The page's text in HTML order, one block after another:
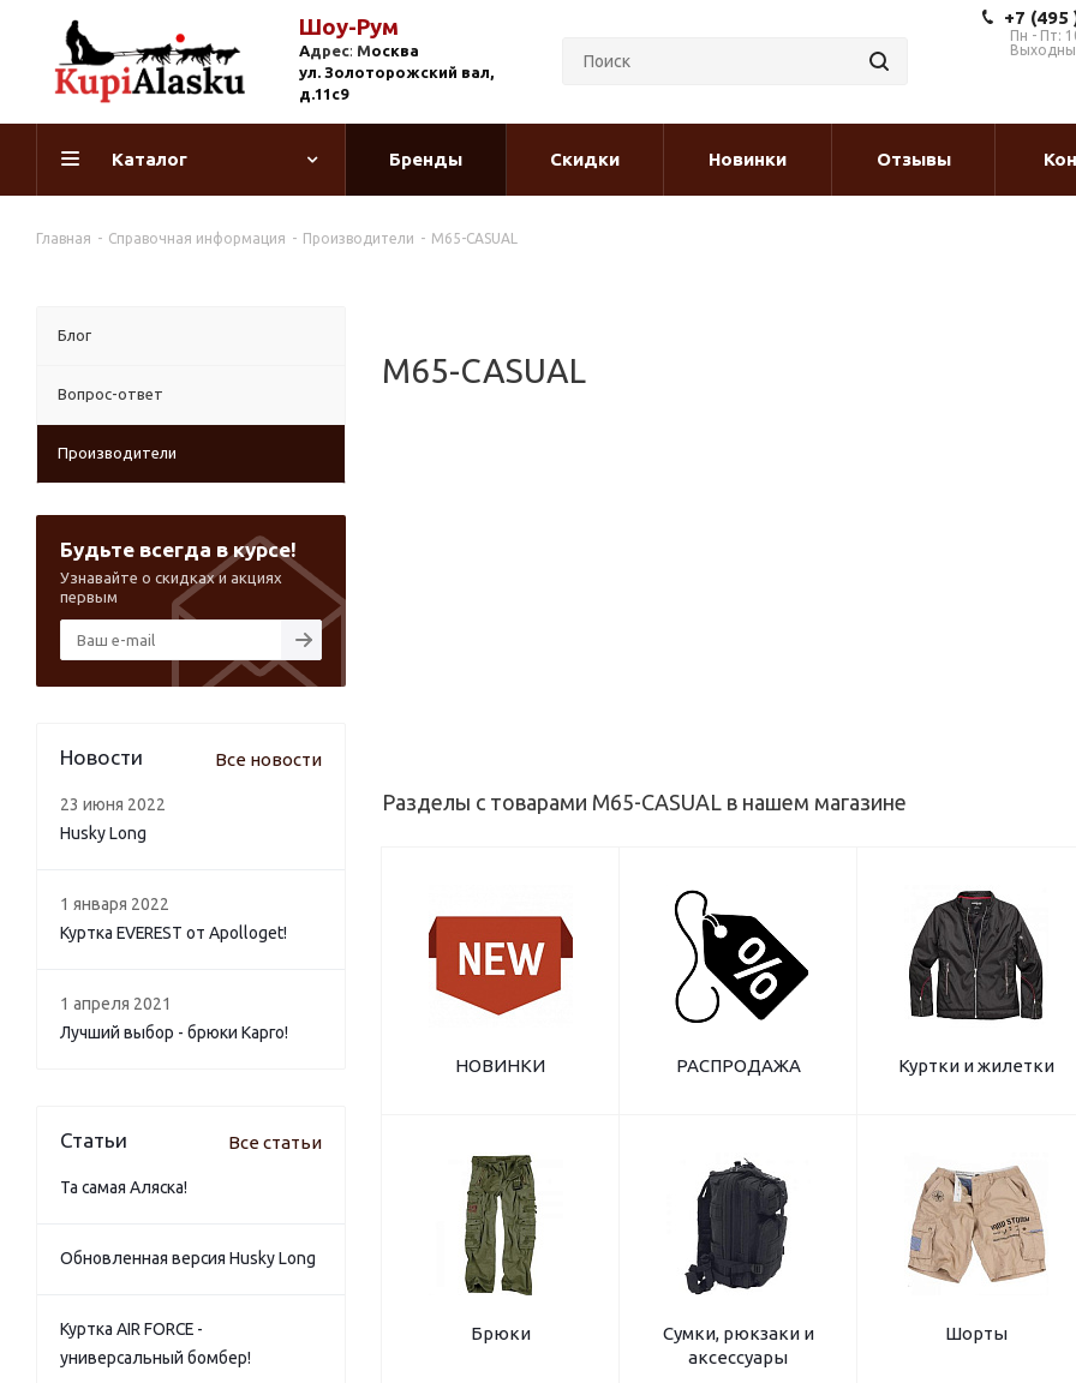
Шоу-Рум
Адрес: Москва
ул. Золоторожский вал,
д.11с9
+7 (495
Пн - Пт:
Каталог Бренды Скидки Новинки Отзывы
Главная - Справочная информация - Производители - M65-CASUAL
M65-CASUAL
Разделы с товарами M65-CASUAL в нашем магазине
НОВИНКИ РАСПРОДАЖА Куртки и жилетки
Брюки
Сумки, рюкзаки и
аксессуары
Шорты
Блог
Вопрос-ответ
Производители
Будьте всегда в курсе!
Узнавайте о скидках и акциях
первым
Новости Все новости
23 июня 2022
Husky Long
1 января 2022
Куртка EVEREST от Apolloget!
1 апреля 2021
Лучший выбор - брюки Карго!
Статьи Все статьи
Та самая Аляска!
Обновленная версия Husky Long
Куртка AIR FORCE -
универсальный бомбер!